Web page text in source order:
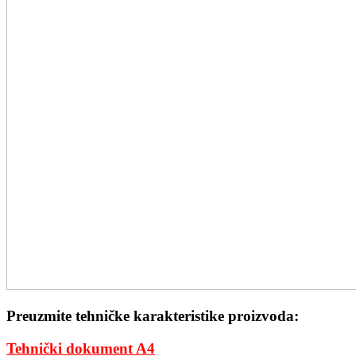
Preuzmite tehničke karakteristike proizvoda:
Tehnički dokument A4